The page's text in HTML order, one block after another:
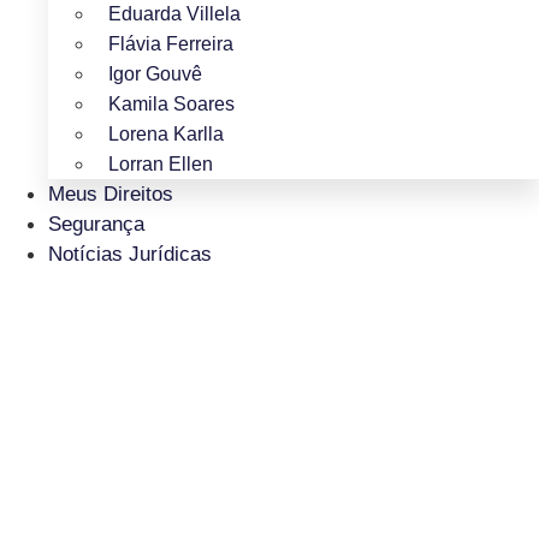
Eduarda Villela
Flávia Ferreira
Igor Gouvê
Kamila Soares
Lorena Karlla
Lorran Ellen
Meus Direitos
Segurança
Notícias Jurídicas